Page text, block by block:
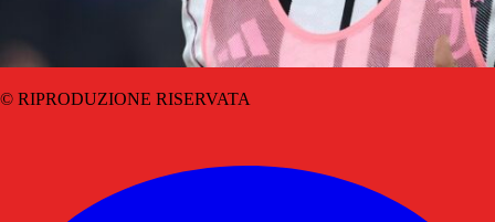
© RIPRODUZIONE RISERVATA